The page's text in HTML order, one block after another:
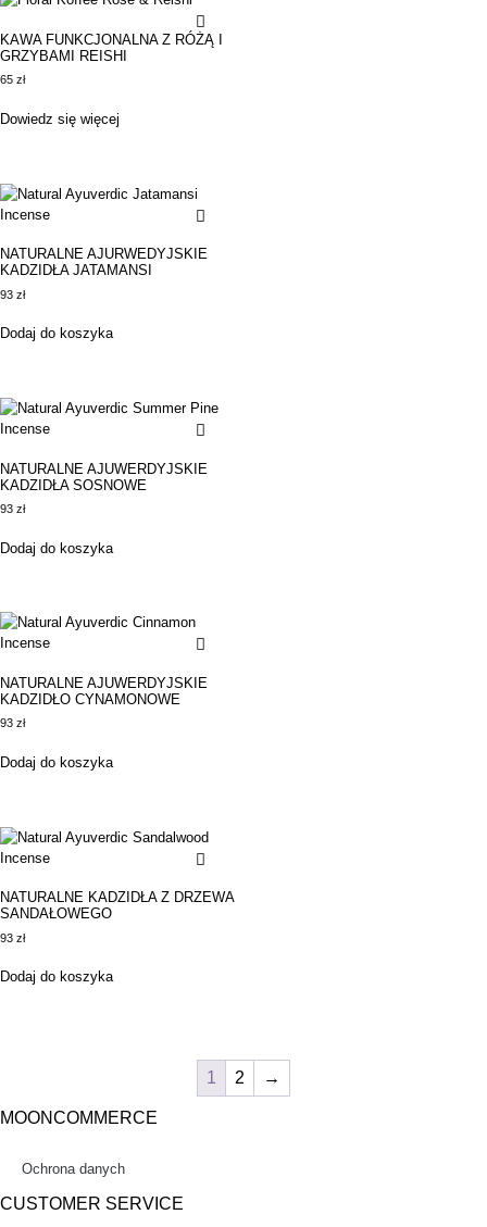
KAWA FUNKCJONALNA Z RÓŻĄ I
GRZYBAMI REISHI
65 zł
Dowiedz się więcej
NATURALNE AJURWEDYJSKIE
KADZIDŁA JATAMANSI
93 zł
Dodaj do koszyka
NATURALNE AJUWERDYJSKIE
KADZIDŁA SOSNOWE
93 zł
Dodaj do koszyka
NATURALNE AJUWERDYJSKIE
KADZIDŁO CYNAMONOWE
93 zł
Dodaj do koszyka
NATURALNE KADZIDŁA Z DRZEWA
SANDAŁOWEGO
93 zł
Dodaj do koszyka
1 2 →
MOONCOMMERCE
Ochrona danych
CUSTOMER SERVICE